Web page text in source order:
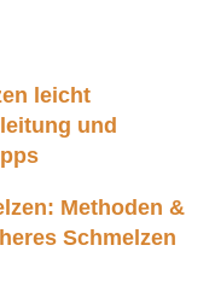
leicht
und
Methoden &
Schmelzen